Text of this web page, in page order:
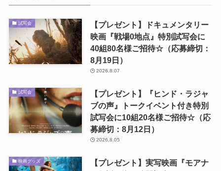
試写会
【プレゼント】ドキュメンタリー
映画『戦場0地点』特別試写会に
40組80名様ご招待☆（応募締切：
8月19日）
2026.8.07
試写会
【プレゼント】『ヒンド・ラジャ
ブの声』トークイベント付き特別
試写会に10組20名様ご招待☆（応
募締切：8月12日）
2026.8.05
映画グッズ
【プレゼント】実写映画『モアナ